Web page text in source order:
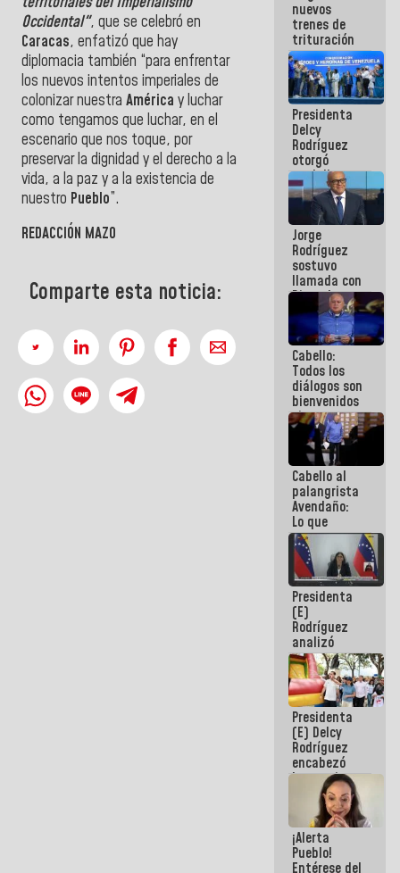
Occidental", que se celebró en
Caracas, enfatizó que hay
diplomacia también “para enfrentar
los nuevos intentos imperiales de
colonizar nuestra América y luchar
como tengamos que luchar, en el
escenario que nos toque, por
preservar la dignidad y el derecho a la
vida, a la paz y a la existencia de
nuestro Pueblo”.
REDACCIÓN MAZO
Comparte esta noticia:
embarrarla
nuevos
trenes de
trituración
para
optimizar
manejo de
escombros
en La Guaira
Presidenta
Delcy
Rodríguez
otorgó
medalla
"Héroe de
Venezuela"
a servidores
públicos
Jorge
Rodríguez
sostuvo
llamada con
Dinorah
Figuera y
acuerdan
primer
encuentro
presencial
para el
diálogo
Cabello:
Todos los
diálogos son
bienvenidos
siempre que
estén en el
marco de la
Constitución
de la
República
Cabello al
palangrista
Avendaño:
Lo que
vayas a
escribir
hazlo hoy
por que no
sabemos si
la semana
que viene
hay
programa
Presidenta
(E)
Rodríguez
analizó
junto a
gobernadores
planes de
recuperación
del Sistema
Eléctrico
Nacional
Presidenta
(E) Delcy
Rodríguez
encabezó
lanzamiento
del Plan
Nacional de
Recreación
Vacacional
¡Alerta
Pueblo!
Entérese del